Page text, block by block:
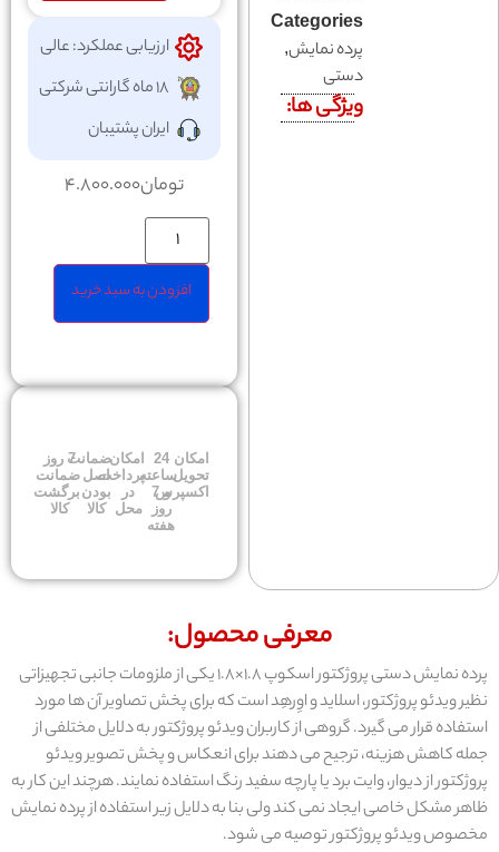
ارزیابی عملکرد: عالی
18 ماه گارانتی شرکتی
ایران پشتیبان
تومان4.800.000
افزودن به سبد خرید
امکان
تحویل
اکسپرس
24
ساعته
و 7
روز
هفته
امکان
پرداخت
در
محل
ضمانت
اصل
بودن
کالا
7 روز
ضمانت
برگشت
کالا
Categories
پرده نمايش,
دستی
ویژگی ها:
معرفی محصول:
پرده نمایش دستی پروژکتور اسکوپ 1.8×1.8 یکی از ملزومات جانبی تجهیزاتی
نظیر ویدئو پروژکتور، اسلاید و اوِرهِد است که برای پخش تصاویر آن ها مورد
استفاده قرار می گیرد. گروهی از کاربران ویدئو پروژکتور به دلایل مختلفی از
جمله کاهش هزینه، ترجیح می دهند برای انعکاس و پخش تصویر ویدئو
پروژکتور از دیوار، وایت برد یا پارچه سفید رنگ استفاده نمایند. هرچند این کار به
ظاهر مشکل خاصی ایجاد نمی کند ولی بنا به دلایل زیر استفاده از پرده نمایش
مخصوص ویدئو پروژکتور توصیه می شود.